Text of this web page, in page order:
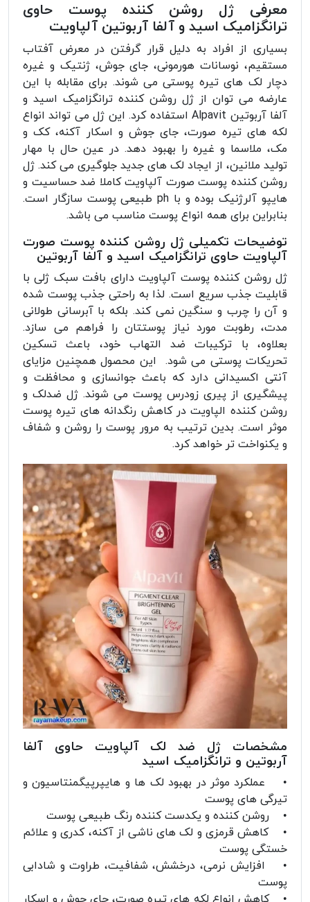
معرفی ژل روشن کننده پوست حاوی
ترانگزامیک اسید و آلفا آربوتین آلپاویت
بسیاری از افراد به دلیل قرار گرفتن در معرض آفتاب
مستقیم، نوسانات هورمونی، جای جوش، ژنتیک و غیره
دچار لک های تیره پوستی می شوند. برای مقابله با این
عارضه می توان از ژل روشن کننده ترانگزامیک اسید و
آلفا آربوتین Alpavit استفاده کرد. این ژل می تواند انواع
لکه های تیره صورت، جای جوش و اسکار آکنه، کک و
مک، ملاسما و غیره را بهبود دهد. در عین حال با مهار
تولید ملانین، از ایجاد لک های جدید جلوگیری می کند. ژل
روشن کننده پوست صورت آلپاویت کاملا ضد حساسیت و
هایپو آلرژنیک بوده و با ph طبیعی پوست سازگار است.
بنابراین برای همه انواع پوست مناسب می باشد.
توضیحات تکمیلی ژل روشن کننده پوست صورت
آلپاویت حاوی ترانگزامیک اسید و آلفا آربوتین
ژل روشن کننده پوست آلپاویت دارای بافت سبک ژلی با
قابلیت جذب سریع است. لذا به راحتی جذب پوست شده
و آن را چرب و سنگین نمی کند. بلکه با آبرسانی طولانی
مدت، رطوبت مورد نیاز پوستتان را فراهم می سازد.
بعلاوه، با ترکیبات ضد التهاب خود، باعث تسکین
تحریکات پوستی می شود. این محصول همچنین مزایای
آنتی اکسیدانی دارد که باعث جوانسازی و محافظت و
پیشگیری از پیری زودرس پوست می شوند. ژل ضدلک و
روشن کننده الپاویت در کاهش رنگدانه های تیره پوست
موثر است. بدین ترتیب به مرور پوست را روشن و شفاف
و یکنواخت تر خواهد کرد.
مشخصات ژل ضد لک آلپاویت حاوی آلفا
آربوتین و ترانگزامیک اسید
• عملکرد موثر در بهبود لک ها و هایپرپیگمنتاسیون و
تیرگی های پوست
• روشن کننده و یکدست کننده رنگ طبیعی پوست
• کاهش قرمزی و لک های ناشی از آکنه، کدری و علائم
خستگی پوست
• افزایش نرمی، درخشش، شفافیت، طراوت و شادابی
پوست